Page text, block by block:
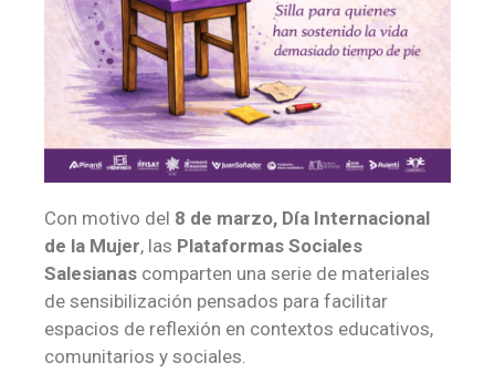
Con motivo del 8 de marzo, Día Internacional
de la Mujer, las Plataformas Sociales
Salesianas comparten una serie de materiales
de sensibilización pensados para facilitar
espacios de reflexión en contextos educativos,
comunitarios y sociales.